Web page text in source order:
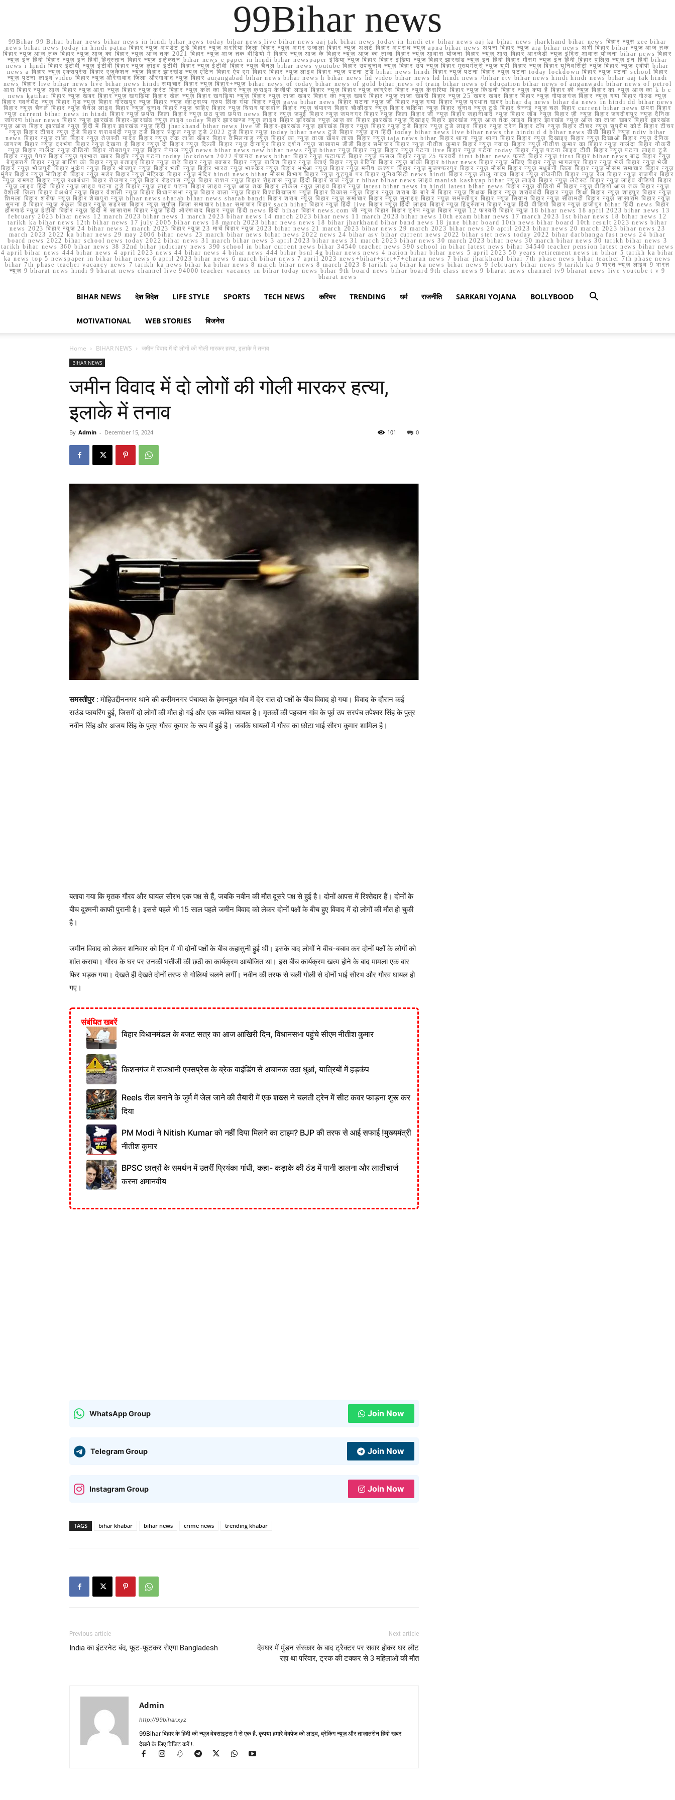
99Bihar news
99Bihar 99 Bihar bihar news bihar news in hindi bihar news today bihar news live bihar news aaj tak bihar news today in hindi etv bihar news aaj ka bihar news jharkhand bihar news बिहार न्यूस zee bihar
news bihar news today in hindi patna बिहार न्यूज़ अपडेट टुडे बिहार न्यूज़ अररिया जिला बिहार न्यूज़ अमर उजाला बिहार न्यूज़ अलर्ट बिहार अपराध न्यूज़ apna bihar news अपना बिहार न्यूज़ ara bihar news अभी बिहार bihar न्यूज़ आज तक
बिहार न्यूज़ आज तक बिहार न्यूज़ आज का बिहार न्यूज़ आज तक 2021 बिहार न्यूज़ आज तक वीडियो में बिहार न्यूज़ आज के बिहार न्यूज़ आज का ताजा बिहार न्यूज़ आवास योजना बिहार न्यूज़ आरा बिहार आरजेडी न्यूज़ इंदिरा आवास योजना bihar news बिहार
न्यूज़ इन हिंदी बिहार न्यूज़ इन हिंदी हिंदुस्तान बिहार न्यूज़ इलेक्शन bihar news e paper in hindi bihar newspaper इंडिया न्यूज़ बिहार बिहार इंडिया न्यूज़ बिहार झारखंड न्यूज़ इन हिंदी बिहार मौसम न्यूज़ इन हिंदी बिहार पुलिस न्यूज़ इन हिंदी bihar
news i hindi बिहार ईटीवी न्यूज़ ईटीवी बिहार न्यूज़ लाइव ईटीवी बिहार न्यूज़ ईटीवी बिहार न्यूज़ चैनल bihar news youtube बिहार उपचुनाव न्यूज़ बिहार उप न्यूज़ बिहार मुख्यमंत्री न्यूज़ यूपी बिहार न्यूज़ बिहार यूनिवर्सिटी न्यूज़ बिहार न्यूज़ एबीपी bihar
news a बिहार न्यूज़ एक्सप्रेस बिहार एजुकेशन न्यूज़ बिहार झारखंड न्यूज़ एटिन बिहार ऐप एम बिहार बिहार न्यूज़ लाइव बिहार न्यूज़ पटना टुडे bihar news hindi बिहार न्यूज़ पटना बिहार न्यूज़ पटना today lockdown बिहार न्यूज़ पटना school बिहार
न्यूज़ पटना लाइव video बिहार न्यूज़ औरंगाबाद जिला औरंगाबाद न्यूज़ बिहार aurangabad bihar news bihar news h bihar news hd video bihar news hd hindi news /bihar etv bihar news hindi hindi news bihar aaj tak hindi
news बिहार live bihar news live bihar news hindi समाचार बिहार न्यूज़ बिहार+न्यूज़ bihar news of today bihar news of gold bihar news of train bihar news of education bihar news of anganwadi bihar news of petrol
आरा बिहार न्यूज़ आज बिहार न्यूज़ आरा न्यूज़ बिहार न्यूज़ करंट बिहार न्यूज़ कल का बिहार न्यूज़ क्राइम केजीपी लाइव बिहार न्यूज़ बिहार न्यूज़ कांग्रेस बिहार न्यूज़ केसरिया बिहार न्यूज़ किडनी बिहार न्यूज़ क्या है बिहार की न्यूज़ बिहार का न्यूज़ आज का k b c
news katihar बिहार न्यूज़ खबर बिहार न्यूज़ खगड़िया बिहार खेल न्यूज़ बिहार खगड़िया न्यूज़ बिहार न्यूज़ ताजा खबर बिहार का न्यूज़ खबर बिहार न्यूज़ ताजा खबरी बिहार न्यूज़ 25 खबर खबर बिहार बिहार न्यूज़ गोपालगंज बिहार न्यूज़ गया बिहार गोल्ड न्यूज़
बिहार गवर्नमेंट न्यूज़ बिहार गुड न्यूज़ बिहार गोरखपुर न्यूज़ बिहार न्यूज़ व्हाट्सप्प ग्रुप लिंक गया बिहार न्यूज़ gaya bihar news बिहार घटना न्यूज़ जी बिहार न्यूज़ गया बिहार न्यूज़ प्रभात खबर bihar da news bihar da news in hindi dd bihar news
बिहार न्यूज़ चैनल बिहार न्यूज़ चैनल लाइव बिहार न्यूज़ चुनाव बिहार न्यूज़ चाहिए बिहार न्यूज़ चिराग पासवान बिहार न्यूज़ चंपारण बिहार चौकीदार न्यूज़ बिहार चकिया न्यूज़ बिहार चुनाव न्यूज़ टुडे बिहार चेन्नई न्यूज़ चल बिहार current bihar news छपरा बिहार
न्यूज़ current bihar news in hindi बिहार न्यूज़ छपरा जिला बिहार न्यूज़ छठ पूजा छपरा news बिहार न्यूज़ जमुई बिहार न्यूज़ जयनगर बिहार न्यूज़ जिला बिहार जी न्यूज़ बिहार जहानाबाद न्यूज़ बिहार जॉब न्यूज़ बिहार ज़ी न्यूज़ बिहार जगदीशपुर न्यूज़ दैनिक
जागरण bihar news बिहार न्यूज़ झारखंड बिहार-झारखंड न्यूज़ लाइव today बिहार झारखण्ड न्यूज़ लाइव बिहार झारखंड न्यूज़ आज का बिहार झारखंड न्यूज़ दिखाइए बिहार झारखंड न्यूज़ आज तक लाइव बिहार झारखंड न्यूज़ आज का ताजा खबर बिहार झारखंड
न्यूज़ आज बिहार झारखंड न्यूज़ हिंदी में बिहार झारखंड न्यूज़ हिंदी jharkhand bihar news live जी बिहार-झारखंड न्यूज़ झारखंड बिहार न्यूज़ बिहार न्यूज़ टुडे बिहार न्यूज़ टुडे लाइव बिहार न्यूज़ ट्रेन बिहार टॉप न्यूज़ बिहार टीचर न्यूज़ सुप्रीम कोर्ट बिहार टीचर
न्यूज़ बिहार टीचर न्यूज़ टुडे बिहार शराबबंदी न्यूज़ टुडे बिहार स्कूल न्यूज़ टुडे 2022 टुडे बिहार न्यूज़ today bihar news टुडे बिहार न्यूज़ इन हिंदी today bihar news live bihar news the hindu d d bihar news डीडी बिहार न्यूज़ ndtv bihar
news बिहार न्यूज़ ताजा बिहार न्यूज़ तेजस्वी यादव बिहार न्यूज़ तक ताजा खबर बिहार तमिलनाडु न्यूज़ बिहार का न्यूज़ ताजा खबर ताजा बिहार न्यूज़ taja news bihar बिहार थाना न्यूज़ थाना बिहार बिहार न्यूज़ दिखाइए बिहार न्यूज़ दिखाओ बिहार न्यूज़ दैनिक
जागरण बिहार न्यूज़ दरभंगा बिहार न्यूज़ देखना है बिहार न्यूज़ दो बिहार न्यूज़ दिल्ली बिहार न्यूज़ दानापुर बिहार दर्शन न्यूज़ सासाराम डीडी बिहार समाचार बिहार न्यूज़ नीतीश कुमार बिहार न्यूज़ नवादा बिहार न्यूज़ नीतीश कुमार का बिहार न्यूज़ नालंदा बिहार नौकरी
न्यूज़ बिहार नालंदा न्यूज़ वीडियो बिहार नौबतपुर न्यूज़ बिहार नेपाल न्यूज़ news bihar news new bihar news न्यूज़ bihar न्यूज़ बिहार न्यूज़ बिहार न्यूज़ पटना live बिहार न्यूज़ पटना today बिहार न्यूज़ पटना लाइव टीवी बिहार न्यूज़ पटना लाइव टुडे
बिहार न्यूज़ पेपर बिहार न्यूज़ प्रभात खबर बिहार न्यूज़ पटना today lockdown 2022 पंचायत news bihar बिहार न्यूज़ फटाफट बिहार न्यूज़ फसल बिहार न्यूज़ 25 फरवरी first bihar news फर्स्ट बिहार न्यूज़ first बिहार bihar news बाढ़ बिहार न्यूज़
बेगूसराय बिहार न्यूज़ बारिश का बिहार न्यूज़ बताइए बिहार न्यूज़ बाढ़ बिहार न्यूज़ बक्सर बिहार न्यूज़ बारिश बिहार न्यूज़ बताएं बिहार न्यूज़ बेतिया बिहार न्यूज़ बांका बिहार bihar news बिहार न्यूज़ भेजिए बिहार न्यूज़ भागलपुर बिहार न्यूज़ भेजें बिहार न्यूज़ भेजो
बिहार न्यूज़ भोजपुरी बिहार भूकंप न्यूज़ बिहार भोजपुर न्यूज़ बिहार भर्ती न्यूज़ बिहार भारत न्यूज़ भास्कर न्यूज़ बिहार भभुआ न्यूज़ बिहार न्यूज़ मनीष कश्यप बिहार न्यूज़ मुजफ्फरपुर बिहार न्यूज़ मौसम बिहार न्यूज़ मधुबनी जिला बिहार न्यूज़ मौसम समाचार बिहार न्यूज़
मुंगेर बिहार न्यूज़ मोतिहारी बिहार न्यूज़ मर्डर बिहार न्यूज़ मैट्रिक बिहार न्यूज़ मंदिर hindi news bihar मौसम विभाग बिहार न्यूज़ यूट्यूब पर बिहार यूनिवर्सिटी news hindi बिहार न्यूज़ लालू यादव बिहार न्यूज़ राजनीति बिहार न्यूज़ रेल बिहार न्यूज़ राजगीर बिहार
न्यूज़ रामगढ़ बिहार न्यूज़ रक्षाबंधन बिहार रोजगार न्यूज़ बिहार रोहतास न्यूज़ बिहार राशन न्यूज़ बिहार रोहतास न्यूज़ हिंदी बिहार राज न्यूज़ r bihar bihar news लाइव manish kashyap bihar न्यूज़ लाइव बिहार न्यूज़ लेटेस्ट बिहार न्यूज़ लाइव वीडियो बिहार
न्यूज़ लाइव हिंदी बिहार न्यूज़ लाइव पटना टुडे बिहार न्यूज़ लाइव पटना बिहार लाइव न्यूज़ आज तक बिहार लोकल न्यूज़ लाइव बिहार न्यूज़ latest bihar news in hindi latest bihar news बिहार न्यूज़ वीडियो में बिहार न्यूज़ वीडियो आज तक बिहार न्यूज़
वैशाली जिला बिहार वेअथेर न्यूज़ बिहार वैशाली न्यूज़ बिहार विधानसभा न्यूज़ बिहार वाला न्यूज़ बिहार विश्वविद्यालय न्यूज़ बिहार विकास न्यूज़ बिहार न्यूज़ शराब के बारे में बिहार न्यूज़ शिक्षक बिहार न्यूज़ शराबबंदी बिहार न्यूज़ शिक्षा बिहार न्यूज़ शाहपुर बिहार न्यूज़
शिमला बिहार शरीफ न्यूज़ बिहार शेखपुरा न्यूज़ bihar news sharab bihar news sharab bandi बिहार शराब न्यूज़ बिहार न्यूज़ समाचार बिहार न्यूज़ सुनाइए बिहार न्यूज़ समस्तीपुर बिहार न्यूज़ सिवान बिहार न्यूज़ सीतामढ़ी बिहार न्यूज़ सासाराम बिहार न्यूज़
सुनना है बिहार न्यूज़ स्कूल बिहार न्यूज़ सहरसा बिहार न्यूज़ सुपौल जिला समाचार bihar समाचार बिहार sach bihar बिहार न्यूज़ हिंदी live बिहार न्यूज़ हिंदी लाइव बिहार न्यूज़ हिंदुस्तान बिहार न्यूज़ हिंदी वीडियो बिहार न्यूज़ हाजीपुर bihar हिंदी news बिहार
होमगार्ड न्यूज़ ईटीवी बिहार न्यूज़ हिंदी में सासाराम बिहार न्यूज़ हिंदी औरंगाबाद बिहार न्यूज़ हिंदी news हिंदी bihar बिहार news.com जी न्यूज बिहार बिहार ट्रेन न्यूज़ बिहार न्यूज़ 12 फरवरी बिहार न्यूज़ 18 bihar news 18 april 2023 bihar news 13
february 2023 bihar news 12 march 2023 bihar news 1 march 2023 bihar news 14 march 2023 bihar news 11 march 2023 bihar news 10th exam bihar news 17 march 2023 1st bihar news 18 bihar news 12
tarikh ka bihar news 12th bihar news 17 july 2005 bihar news 18 march 2023 bihar news news 18 bihar jharkhand bihar band news 18 june bihar board 10th news bihar board 10th result 2023 news bihar
news 2023 बिहार न्यूज़ 24 bihar news 2 march 2023 बिहार न्यूज़ 23 मार्च बिहार न्यूज़ 2023 bihar news 21 march 2023 bihar news 29 march 2023 bihar news 20 april 2023 bihar news 20 march 2023 bihar news 23
march 2023 2022 ka bihar news 29 may 2006 bihar news 23 march bihar news bihar news 2022 news 24 bihar asv bihar current news 2022 bihar stet news today 2022 bihar darbhanga fast news 24 bihar
board news 2022 bihar school news today 2022 bihar news 31 march bihar news 3 april 2023 bihar news 31 march 2023 bihar news 30 march 2023 bihar news 30 march bihar news 30 tarikh bihar news 3
tarikh bihar news 360 bihar news 38 32nd bihar judiciary news 390 school in bihar current news bihar 34540 teacher news 390 school in bihar latest news bihar 34540 teacher pension latest news bihar news
4 april bihar news 444 bihar news 4 april 2023 news 44 bihar news 4 bihar news 444 bihar bsnl 4g bihar news news 4 nation bihar bihar news 5 april 2023 50 years retirement news in bihar 5 tarikh ka bihar
ka news top 5 newspaper in bihar bihar news 6 april 2023 bihar news 6 march bihar news 7 april 2023 news+bihar+stet+7+charan news 7 bihar jharkhand bihar 7th phase news bihar teacher 7th phase news
bihar 7th phase teacher vacancy news 7 tarikh ka news bihar ka bihar news 8 march bihar news 8 march 2023 8 tarikh ka bihar ka news bihar news 9 february bihar news 9 tarikh ka 9 भारत न्यूज़ लाइव 9 भारत
न्यूज़ 9 bharat news hindi 9 bharat news channel live 94000 teacher vacancy in bihar today news bihar 9th board news bihar board 9th class news 9 bharat news channel tv9 bharat news live youtube t v 9
bharat news
BIHAR NEWS देश विदेश LIFE STYLE SPORTS TECH NEWS करियर TRENDING धर्म राजनीति SARKARI YOJANA BOLLYBOOD
MOTIVATIONAL WEB STORIES बिजनेस
Home BIHAR NEWS जमीन विवाद में दो लोगों की गोली मारकर हत्या, इलाके में तनाव
BIHAR NEWS
जमीन विवाद में दो लोगों की गोली मारकर हत्या,
इलाके में तनाव
By Admin - December 15, 2024 0
101
समस्तीपुर: मोहिउद्दीननगर थाने की करीमनगर पंचायत के हेमनपुल गांव में देर रात दो पक्षों के बीच विवाद हो गया। विवाद के दौरान कई
राउंड फायरिंग हुई, जिसमें दो लोगों की मौत हो गई और एक व्यक्ति घायल है। मृतकों की पहचान गांव के पूर्व उप सरपंच तपेश्वर सिंह के पुत्र
नवीन सिंह और अजय सिंह के पुत्र गौरव कुमार के रूप में हुई है। जबकि घायलों में गौरव का छोटा भाई सौरभ कुमार शामिल है।
बताया गया कि मृतक गौरव और घायल सौरभ एक पक्ष से हैं, जबकि नवीन की मौत दूसरे पक्ष से हुई है। दोनों आपस में रिश्तेदार हैं। दोनों के
बीच दुश्मनी काफी पुरानी है। इससे पहले भी 15 साल पहले जमीन विवाद को लेकर दोनों पक्षों के बीच हुए विवाद में दो लोगों की मौत हो चुकी
है।
जमीन विवाद को लेकर शनिवार को दिन में भी दोनों पक्षों के बीच कहासुनी हुई थी। इसके बाद लोगों ने बीच-बचाव कर दोनों पक्षों के लोगों को
शांत कराया। गौरव के घर पर उनकी भतीजी की छठी का कार्यक्रम आयोजित था। इस बीच कार्यक्रम खत्म होने के बाद मामला एक बार
फिर भड़क गया। देखते ही देखते दोनों तरफ से गोलियां चलने लगीं। नवीन की तरफ से चली गोली से दोनों भाई सौरभ और गौरव घायल हो
गए।
संबंधित खबरें
बिहार विधानमंडल के बजट सत्र का आज आखिरी दिन, विधानसभा पहुंचे सीएम नीतीश कुमार
किशनगंज में राजधानी एक्सप्रेस के ब्रेक बाइंडिंग से अचानक उठा धुआं, यात्रियों में हड़कंप
Reels रील बनाने के जुर्म में जेल जाने की तैयारी में एक शख्स ने चलती ट्रेन में सीट कवर फाड़ना शुरू कर
दिया
PM Modi ने Nitish Kumar को नहीं दिया मिलने का टाइम? BJP की तरफ से आई सफाई !मुख्यमंत्री
नीतीश कुमार
BPSC छात्रों के समर्थन में उतरीं प्रियंका गांधी, कहा- कड़ाके की ठंड में पानी डालना और लाठीचार्ज
करना अमानवीय
WhatsApp Group Join Now
Telegram Group Join Now
Instagram Group Join Now
TAGS bihar khabar bihar news crime news trending khabar
Previous article
India का इंटरनेट बंद, फूट-फूटकर रोएगा Bangladesh
Next article
देवघर में मुंडन संस्कार के बाद ट्रैक्टर पर सवार होकर घर लौट
रहा था परिवार, ट्रक की टक्कर से 3 महिलाओं की मौत
Admin
http://99bihar.xyz
99Bihar बिहार के हिंदी की न्यूज़ वेबसाइट्स में से एक है. कृपया हमारे वेबपेज को लाइव, ब्रेकिंग न्यूज़ और ताज़ातरीन हिंदी खबर
देखने के लिए विजिट करें !.